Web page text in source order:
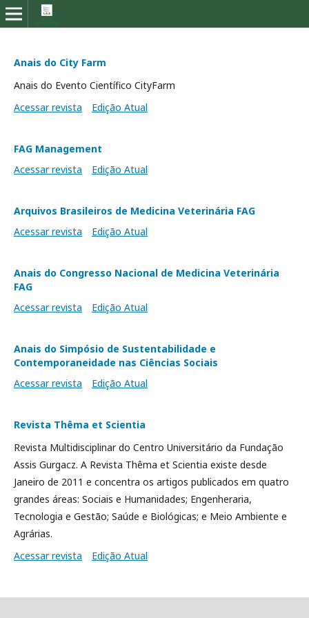
Anais do City Farm
Anais do Evento Científico CityFarm
Acessar revista
Edição Atual
FAG Management
Acessar revista
Edição Atual
Arquivos Brasileiros de Medicina Veterinária FAG
Acessar revista
Edição Atual
Anais do Congresso Nacional de Medicina Veterinária
FAG
Acessar revista
Edição Atual
Anais do Simpósio de Sustentabilidade e
Contemporaneidade nas Ciências Sociais
Acessar revista
Edição Atual
Revista Thêma et Scientia
Revista Multidisciplinar do Centro Universitário da Fundação
Assis Gurgacz. A Revista Thêma et Scientia existe desde
Janeiro de 2011 e concentra os artigos publicados em quatro
grandes áreas: Sociais e Humanidades; Engenheraria,
Tecnologia e Gestão; Saúde e Biológicas; e Meio Ambiente e
Agrárias.
Acessar revista
Edição Atual